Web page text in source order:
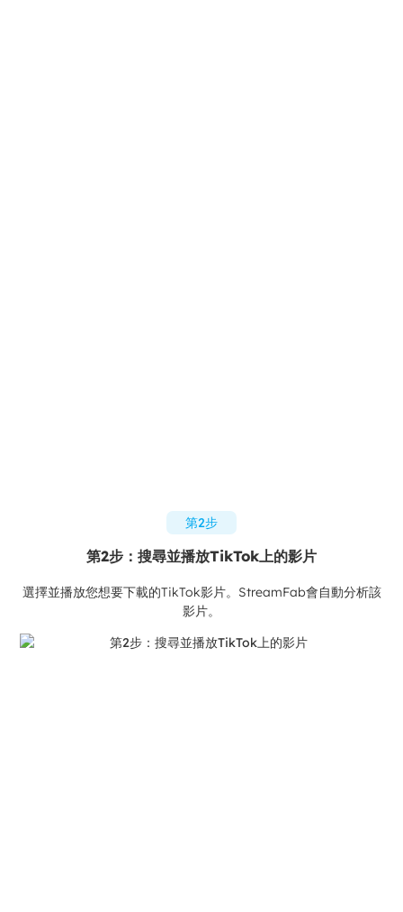
第2步
第2步：搜尋並播放TikTok上的影片
選擇並播放您想要下載的TikTok影片。StreamFab會自動分析該
影片。